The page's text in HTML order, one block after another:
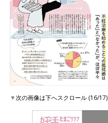
▼次の画像は下へスクロール (16/17)